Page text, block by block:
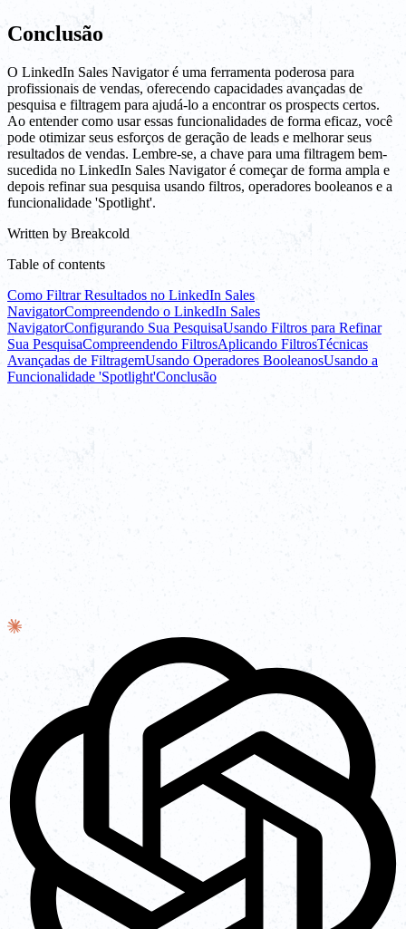
Conclusão
O LinkedIn Sales Navigator é uma ferramenta poderosa para
profissionais de vendas, oferecendo capacidades avançadas de
pesquisa e filtragem para ajudá-lo a encontrar os prospects certos.
Ao entender como usar essas funcionalidades de forma eficaz, você
pode otimizar seus esforços de geração de leads e melhorar seus
resultados de vendas. Lembre-se, a chave para uma filtragem bem-
sucedida no LinkedIn Sales Navigator é começar de forma ampla e
depois refinar sua pesquisa usando filtros, operadores booleanos e a
funcionalidade 'Spotlight'.
Written by Breakcold
Table of contents
Como Filtrar Resultados no LinkedIn Sales
NavigatorCompreendendo o LinkedIn Sales
NavigatorConfigurando Sua PesquisaUsando Filtros para Refinar
Sua PesquisaCompreendendo FiltrosAplicando FiltrosTécnicas
Avançadas de FiltragemUsando Operadores BooleanosUsando a
Funcionalidade 'Spotlight'Conclusão